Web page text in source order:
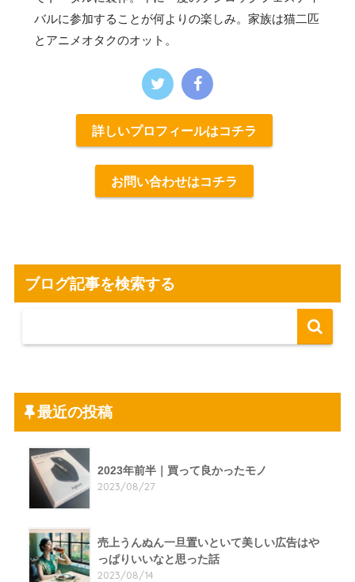
バルに参加することが何よりの楽しみ。家族は猫二匹
とアニメオタクのオット。
詳しいプロフィールはコチラ
お問い合わせはコチラ
ブログ記事を検索する
最近の投稿
2023年前半｜買って良かったモノ
2023/08/27
売上うんぬん一旦置いといて美しい広告はや
っぱりいいなと思った話
2023/08/14